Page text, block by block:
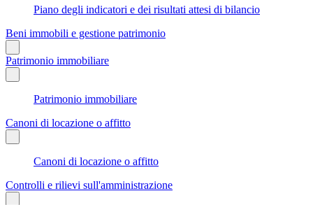
Piano degli indicatori e dei risultati attesi di bilancio
Beni immobili e gestione patrimonio
Patrimonio immobiliare
Patrimonio immobiliare
Canoni di locazione o affitto
Canoni di locazione o affitto
Controlli e rilievi sull'amministrazione